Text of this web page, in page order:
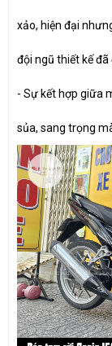
xảo, hiện đại
đội ngũ thiết kế
- Sự kết hợp giữa
sủa, sang trọng